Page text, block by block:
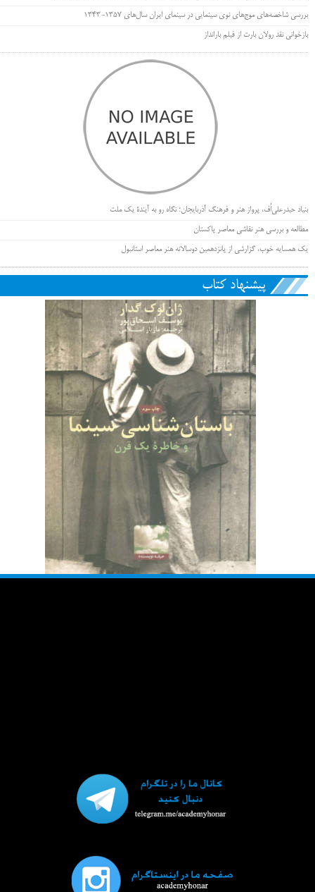
بررسی شاخصه‌های موج‌های نوی سینمایی در سینمای ایران سال‌های 1357-1343
بازخوانی نقد رولان بارت از فیلم بارانداز
بنیاد حیدرعلی‌اُف، پرواز هنر و فرهنگ آذربایجان؛ نگاه رو به آیندۀ یک ملت
مطالعه و بررسی هنر نقاشی معاصر پاکستان
یک همسایه خوب، گزارشی از پانزدهمین دوسالانه هنر معاصر استانبول
پیشنهاد کتاب